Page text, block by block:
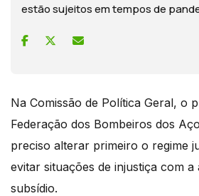
estão sujeitos em tempos de
Na Comissão de Política Geral, o
Federação dos Bombeiros dos
preciso alterar primeiro o regime
evitar situações de injustiça com a
subsídio.